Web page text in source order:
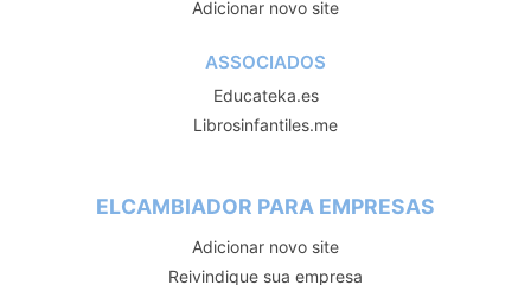
Adicionar novo site
ASSOCIADOS
Educateka.es
Librosinfantiles.me
ELCAMBIADOR PARA EMPRESAS
Adicionar novo site
Reivindique sua empresa